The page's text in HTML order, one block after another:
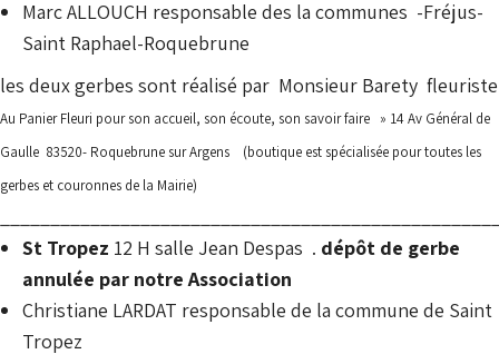
Marc ALLOUCH responsable des la communes -Fréjus-
Saint Raphael-Roquebrune
les deux gerbes sont réalisé par Monsieur Barety fleuriste
Au Panier Fleuri pour son accueil, son écoute, son savoir faire » 14 Av Général de
Gaulle 83520- Roquebrune sur Argens (boutique est spécialisée pour toutes les
gerbes et couronnes de la Mairie)
St Tropez 12 H salle Jean Despas . dépôt de gerbe
annulée par notre Association
Christiane LARDAT responsable de la commune de Saint
Tropez